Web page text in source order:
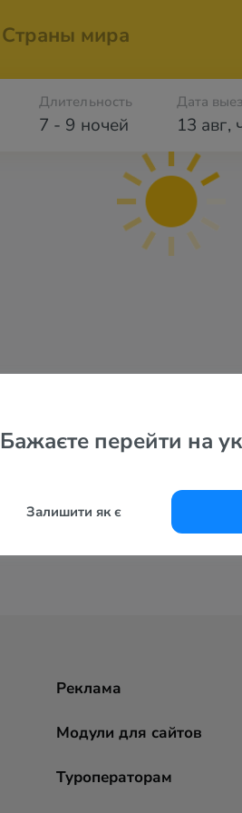
Страны мира
7 - 9 ночей
Длительность Дата
13 авг,
Бажаєте перейти на
Залишити як є
Реклама
Модули для сайтов
Туроператорам